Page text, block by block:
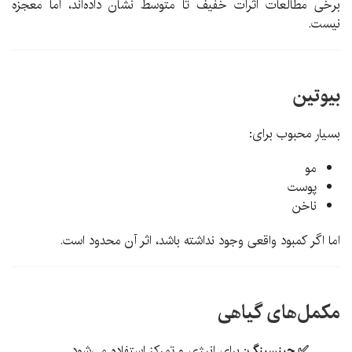
برخی مطالعات اثرات خفیف تا متوسط نشان داده‌اند، اما معجزه
نیست.
بیوتین
بسیار محبوب برای:
مو
پوست
ناخن
اما اگر کمبود واقعی وجود نداشته باشد، اثر آن محدود است.
مکمل‌های گیاهی